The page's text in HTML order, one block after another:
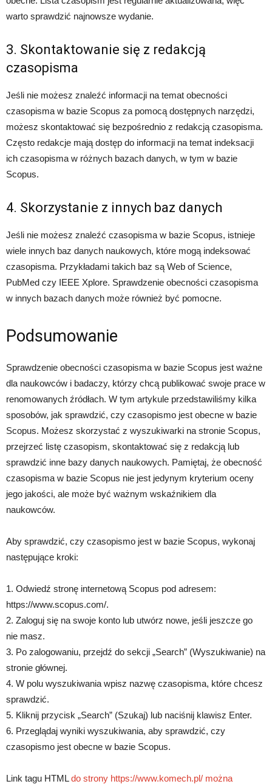
warto sprawdzić najnowsze wydanie.
3. Skontaktowanie się z redakcją
czasopisma
Jeśli nie możesz znaleźć informacji na temat obecności
czasopisma w bazie Scopus za pomocą dostępnych narzędzi,
możesz skontaktować się bezpośrednio z redakcją czasopisma.
Często redakcje mają dostęp do informacji na temat indeksacji
ich czasopisma w różnych bazach danych, w tym w bazie
Scopus.
4. Skorzystanie z innych baz danych
Jeśli nie możesz znaleźć czasopisma w bazie Scopus, istnieje
wiele innych baz danych naukowych, które mogą indeksować
czasopisma. Przykładami takich baz są Web of Science,
PubMed czy IEEE Xplore. Sprawdzenie obecności czasopisma
w innych bazach danych może również być pomocne.
Podsumowanie
Sprawdzenie obecności czasopisma w bazie Scopus jest ważne
dla naukowców i badaczy, którzy chcą publikować swoje prace w
renomowanych źródłach. W tym artykule przedstawiliśmy kilka
sposobów, jak sprawdzić, czy czasopismo jest obecne w bazie
Scopus. Możesz skorzystać z wyszukiwarki na stronie Scopus,
przejrzeć listę czasopism, skontaktować się z redakcją lub
sprawdzić inne bazy danych naukowych. Pamiętaj, że obecność
czasopisma w bazie Scopus nie jest jedynym kryterium oceny
jego jakości, ale może być ważnym wskaźnikiem dla
naukowców.
Aby sprawdzić, czy czasopismo jest w bazie Scopus, wykonaj
następujące kroki:
1. Odwiedź stronę internetową Scopus pod adresem:
https://www.scopus.com/.
2. Zaloguj się na swoje konto lub utwórz nowe, jeśli jeszcze go
nie masz.
3. Po zalogowaniu, przejdź do sekcji „Search” (Wyszukiwanie) na
stronie głównej.
4. W polu wyszukiwania wpisz nazwę czasopisma, które chcesz
sprawdzić.
5. Kliknij przycisk „Search” (Szukaj) lub naciśnij klawisz Enter.
6. Przeglądaj wyniki wyszukiwania, aby sprawdzić, czy
czasopismo jest obecne w bazie Scopus.
Link tagu HTMLdo strony https://www.komech.pl/ można